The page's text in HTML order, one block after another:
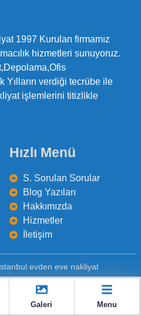
1997 Kurulan firmamız
hizmetleri sunuyoruz.
Yılların verdiği tecrübe ile
işlemlerini titizlikle
Hızlı Menü
S. Sorulan Sorular
Blog Yazıları
Hakkımızda
Hizmetler
İletişim
evden eve nakliyat
Hakkımızda İletişim
Galeri Menu